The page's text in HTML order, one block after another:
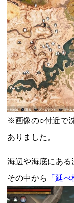
※画像の○付近で
ありました。
海辺や海底にある
その中から
「延べ